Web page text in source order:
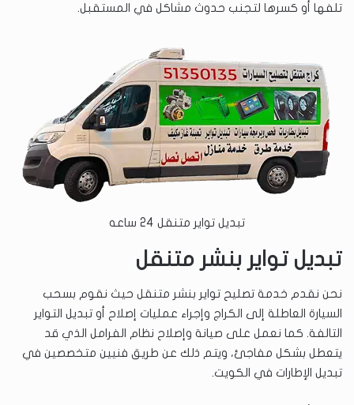
تلفها أو كسرها لتجنب حدوث مشاكل في المستقبل.
تبديل تواير متنقل 24 ساعه
تبديل تواير بنشر متنقل
نحن نقدم خدمة تصليح تواير بنشر متنقل حيث نقوم بسحب
السيارة العاطلة إلى الكراج وإجراء عمليات إصلاح أو تبديل التواير
التالفة. كما نعمل على صيانة وإصلاح نظام الفرامل الذي قد
يتعطل بشكل مفاجئ، ويتم ذلك عن طريق فنيين متخصصين في
تبديل الإطارات في الكويت.